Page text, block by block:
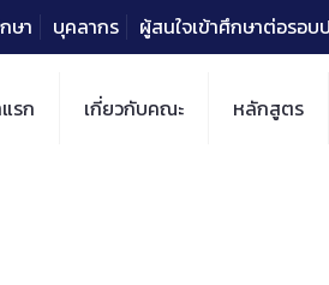
ษา บุคลากร ผู้สนใจเข้าศึกษาต่อรอบ
รก เกี่ยวกับคณะ หลักสูตร